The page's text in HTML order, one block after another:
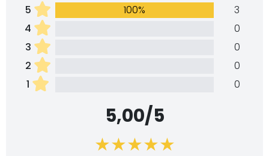
5 100%
3
4
0
3
0
2
0
1
0
5,00/5